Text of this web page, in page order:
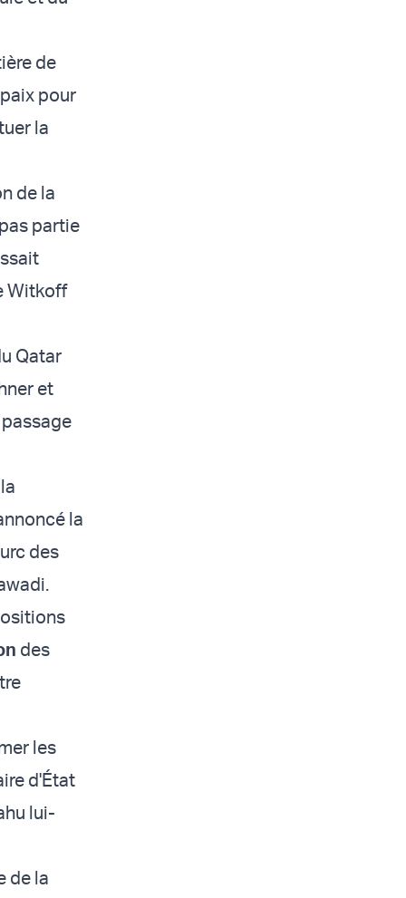
de
pour
la
de la
partie
Witkoff
Qatar
et
la
des
des
les
d'État
lui-
de la